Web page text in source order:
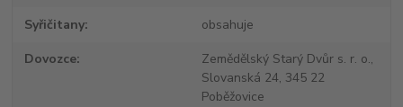
Syřičitany obsahuje
Dovozce
Zemědělský Starý Dvůr s. r. o.,
Slovanská 24, 345 22
Poběžovice